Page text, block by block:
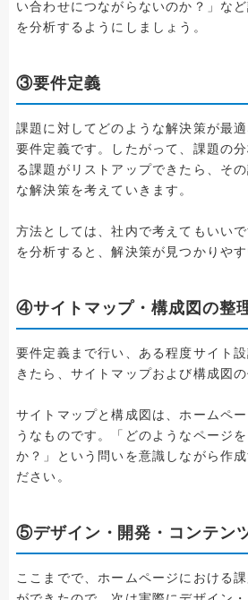
い合わせにつながらないのか？」な
を分析するようにしましょう。
③要件定義
課題に対してどのような解決策が最
要件定義です。したがって、課題の
る課題がリストアップできたら、そ
な解決策を考えていきます。
方法としては、社内で考えてもいい
を分析すると、解決策が見つかりやす
④サイトマップ・構成図の整
要件定義まで行い、ある程度サイト
きたら、サイトマップおよび構成図
サイトマップと構成図は、ホームペ
うなものです。「どのようなページ
か？」という問いを意識しながら作
ださい。
⑤デザイン・開発・コンテン
ここまでで、ホームページにおける